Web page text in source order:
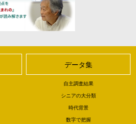
データ集
自主調査結果
シニアの大分類
時代背景
数字で把握